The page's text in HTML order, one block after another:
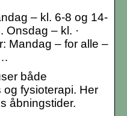
– kl. 6-8 og 14-
Onsdag – kl. ·
Mandag – for alle –
både
fysioterapi. Her
åbningstider.